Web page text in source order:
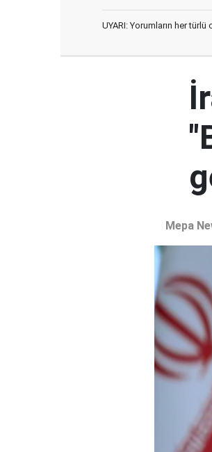
UYARI: Yorumların her
Mepa